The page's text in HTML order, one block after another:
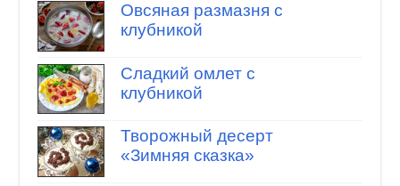
Овсяная размазня с
клубникой
Сладкий омлет с
клубникой
Творожный десерт
«Зимняя сказка»